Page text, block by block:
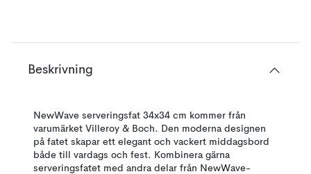
Beskrivning
NewWave serveringsfat 34x34 cm kommer från
varumärket Villeroy & Boch. Den moderna designen
på fatet skapar ett elegant och vackert middagsbord
både till vardags och fest. Kombinera gärna
serveringsfatet med andra delar från NewWave-